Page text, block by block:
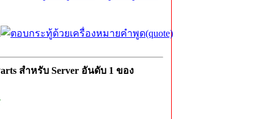
สำหรับ Server อันดับ 1 ของ